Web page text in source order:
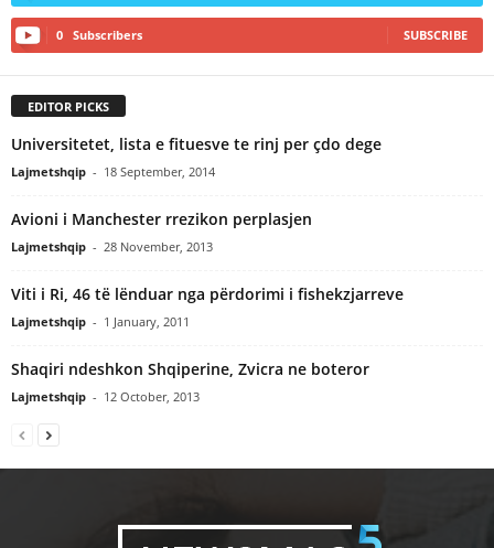
0 Subscribers SUBSCRIBE
EDITOR PICKS
Universitetet, lista e fituesve te rinj per çdo dege
Lajmetshqip - 18 September, 2014
Avioni i Manchester rrezikon perplasjen
Lajmetshqip - 28 November, 2013
Viti i Ri, 46 të lënduar nga përdorimi i fishekzjarreve
Lajmetshqip - 1 January, 2011
Shaqiri ndeshkon Shqiperine, Zvicra ne boteror
Lajmetshqip - 12 October, 2013